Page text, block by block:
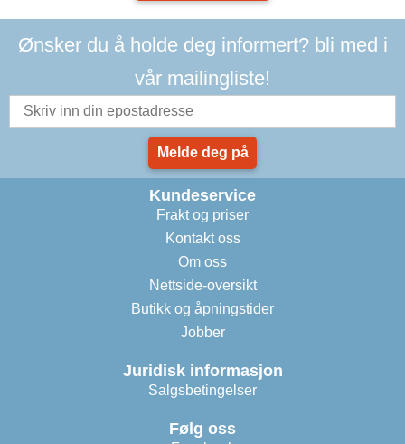
Ønsker du å holde deg informert? bli med i
vår mailingliste!
Melde deg på
Kundeservice
Frakt og priser
Kontakt oss
Om oss
Nettside-oversikt
Butikk og åpningstider
Jobber
Juridisk informasjon
Salgsbetingelser
Følg oss